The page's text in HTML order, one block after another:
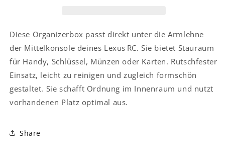
Diese Organizerbox passt direkt unter die Armlehne
der Mittelkonsole deines Lexus RC. Sie bietet Stauraum
für Handy, Schlüssel, Münzen oder Karten. Rutschfester
Einsatz, leicht zu reinigen und zugleich formschön
gestaltet. Sie schafft Ordnung im Innenraum und nutzt
vorhandenen Platz optimal aus.
Share